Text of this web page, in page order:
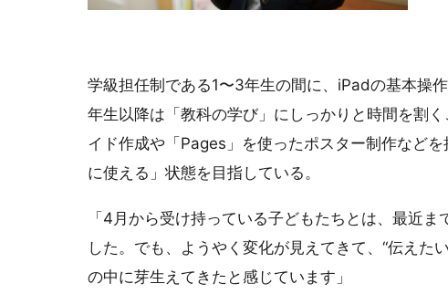
学級担任制である1〜3年生の間に、iPadの基本操
年生以降は「教科の学び」にしっかりと時間を割
イド作成や「Pages」を使ったポスター制作など
に使える」状態を目指している。
「4月から受け持っている子どもたちとは、最近
した。でも、ようやく変化が見えてきて、“伝えた
の中に芽生えてきたと感じています」